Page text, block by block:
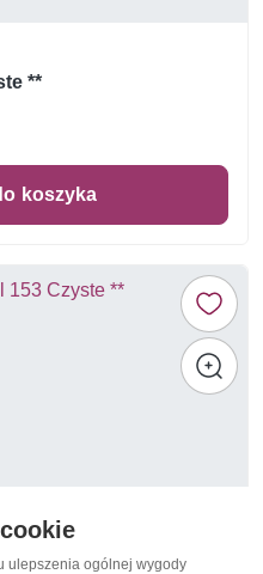
**
koszyka
ulepszenia ogólnej wygody